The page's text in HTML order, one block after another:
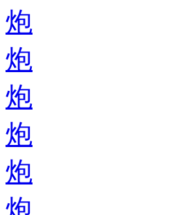
炮
炮
炮
炮
炮